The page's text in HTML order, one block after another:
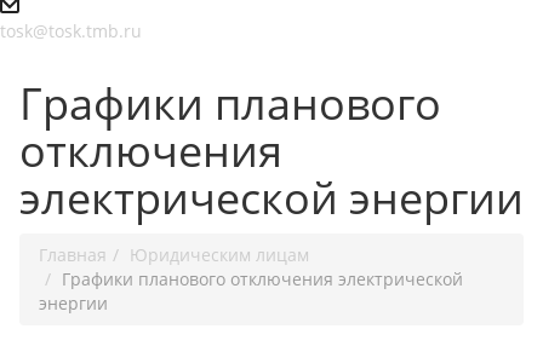
tosk@tosk.tmb.ru
Графики планового
отключения
электрической энергии
Главная
Юридическим лицам
Графики планового отключения электрической
энергии